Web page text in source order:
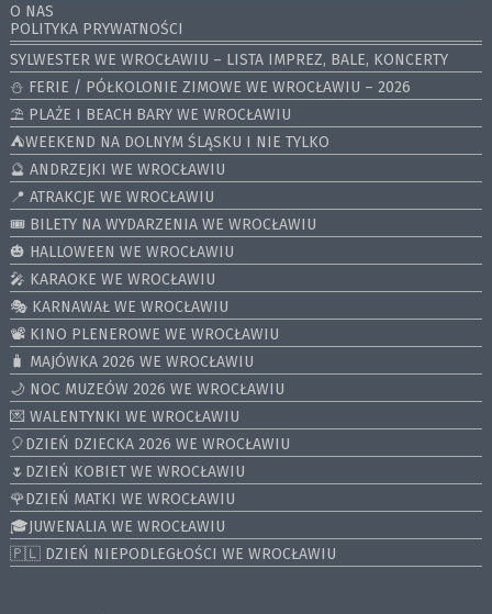
O NAS
POLITYKA PRYWATNOŚCI
SYLWESTER WE WROCŁAWIU – LISTA IMPREZ, BALE, KONCERTY
⛄️ FERIE / PÓŁKOLONIE ZIMOWE WE WROCŁAWIU – 2026
⛱️ PLAŻE I BEACH BARY WE WROCŁAWIU
⛺️WEEKEND NA DOLNYM ŚLĄSKU I NIE TYLKO
🔮 ANDRZEJKI WE WROCŁAWIU
📍 ATRAKCJE WE WROCŁAWIU
🎟️ BILETY NA WYDARZENIA WE WROCŁAWIU
🎃 HALLOWEEN WE WROCŁAWIU
🎤 KARAOKE WE WROCŁAWIU
🎭 KARNAWAŁ WE WROCŁAWIU
📽️ KINO PLENEROWE WE WROCŁAWIU
🧳 MAJÓWKA 2026 WE WROCŁAWIU
🌙 NOC MUZEÓW 2026 WE WROCŁAWIU
💌 WALENTYNKI WE WROCŁAWIU
🎈DZIEŃ DZIECKA 2026 WE WROCŁAWIU
🌷DZIEŃ KOBIET WE WROCŁAWIU
🌹DZIEŃ MATKI WE WROCŁAWIU
🎓JUWENALIA WE WROCŁAWIU
🇵🇱 DZIEŃ NIEPODLEGŁOŚCI WE WROCŁAWIU